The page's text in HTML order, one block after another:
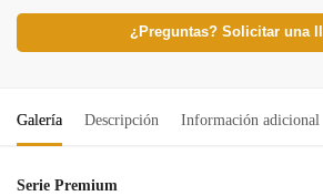
¿Preguntas? Solicitar una
Galería Descripción Información adicional
Serie Premium